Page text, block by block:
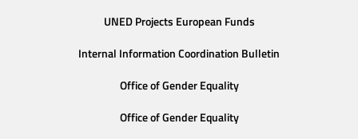
UNED Projects European Funds
Internal Information Coordination Bulletin
Office of Gender Equality
Office of Gender Equality